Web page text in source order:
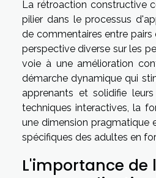
La rétroaction constructive
pilier dans le processus
de commentaires entre
perspective diverse sur les
voie à une amélioration
démarche dynamique qui
apprenants et solidifie
techniques interactives, la
une dimension pragmatique
spécifiques des adultes en
L'importance de